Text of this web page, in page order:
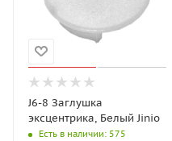
J6-8 Заглушка
эксцентрика, Белый Jinio
Есть в наличии: 575